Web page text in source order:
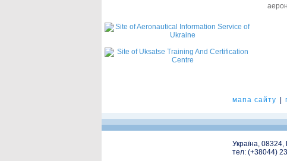
мапа сайту
Україна, 08324,
тел: (+38044)